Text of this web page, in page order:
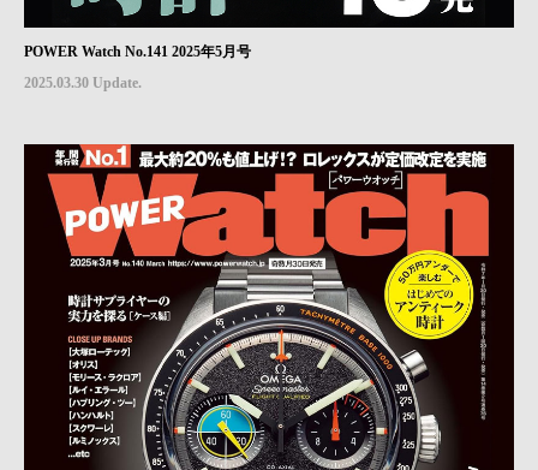
POWER Watch No.141 2025年5月号
2025.03.30 Update.